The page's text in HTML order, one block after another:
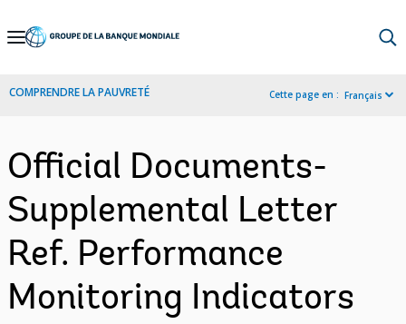
Skip
Navigation
COMPRENDRE LA PAUVRETÉ Cette page en : Français
Official Documents-
Supplemental Letter
Ref. Performance
Monitoring Indicators